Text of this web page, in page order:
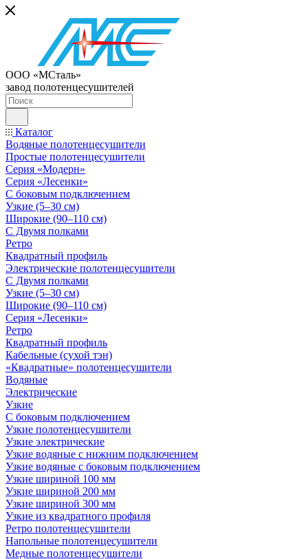
ООО «МСталь»
завод полотенцесушителей
Каталог
Водяные полотенцесушители
Простые полотенцесушители
Серия «Модерн»
Серия «Лесенки»
С боковым подключением
Узкие (5–30 см)
Широкие (90–110 см)
С Двумя полками
Ретро
Квадратный профиль
Электрические полотенцесушители
С Двумя полками
Узкие (5–30 см)
Широкие (90–110 см)
Серия «Лесенки»
Ретро
Квадратный профиль
Кабельные (сухой тэн)
«Квадратные» полотенцесушители
Водяные
Электрические
Узкие
С боковым подключением
Узкие полотенцесушители
Узкие электрические
Узкие водяные с нижним подключением
Узкие водяные с боковым подключением
Узкие шириной 100 мм
Узкие шириной 200 мм
Узкие шириной 300 мм
Узкие из квадратного профиля
Ретро полотенцесушители
Напольные полотенцесушители
Медные полотенцесушители